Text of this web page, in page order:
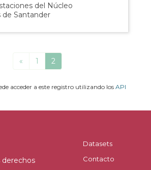
del Núcleo
de Santander
« 1 2
acceder a este registro utilizando los API
derechos
Datasets
Contacto